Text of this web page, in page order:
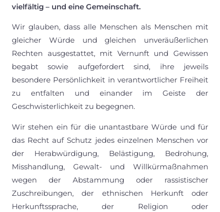
vielfältig – und eine Gemeinschaft.
Wir glauben, dass alle Menschen als Menschen mit
gleicher Würde und gleichen unveräußerlichen
Rechten ausgestattet, mit Vernunft und Gewissen
begabt sowie aufgefordert sind, ihre jeweils
besondere Persönlichkeit in verantwortlicher Freiheit
zu entfalten und einander im Geiste der
Geschwisterlichkeit zu begegnen.
Wir stehen ein für die unantastbare Würde und für
das Recht auf Schutz jedes einzelnen Menschen vor
der Herabwürdigung, Belästigung, Bedrohung,
Misshandlung, Gewalt- und Willkürmaßnahmen
wegen der Abstammung oder rassistischer
Zuschreibungen, der ethnischen Herkunft oder
Herkunftssprache, der Religion oder